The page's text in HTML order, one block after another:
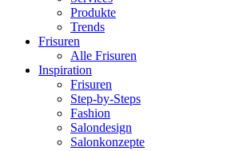
Produkte
Trends
Frisuren
Alle Frisuren
Inspiration
Frisuren
Step-by-Steps
Fashion
Salondesign
Salonkonzepte